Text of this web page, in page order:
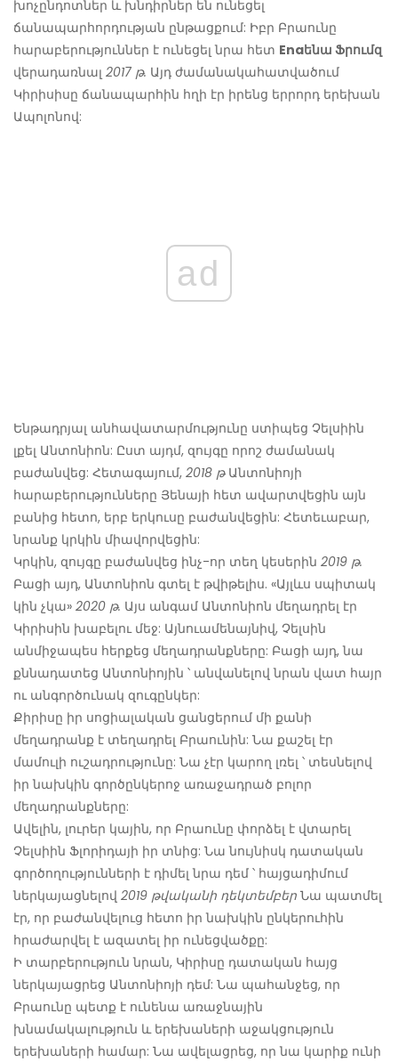
խոչընդոտներ և խնդիրներ են ունեցել
ճանապարհորդության ընթացքում: Իբր Բրաունը
հարաբերություններ է ունեցել նրա հետ Enaենա Ֆրումզ
վերադառնալ 2017 թ. Այդ ժամանակահատվածում
Կիրիսիսը ճանապարհին հղի էր իրենց երրորդ երեխան
Ապոլոնով:
ad
Ենթադրյալ անհավատարմությունը ստիպեց Չելսիին
լքել Անտոնիոն: Ըստ այդմ, զույգը որոշ ժամանակ
բաժանվեց: Հետագայում, 2018 թԱնտոնիոյի
հարաբերությունները Յենայի հետ ավարտվեցին այն
բանից հետո, երբ երկուսը բաժանվեցին: Հետեւաբար,
նրանք կրկին միավորվեցին:
Կրկին, զույգը բաժանվեց ինչ-որ տեղ կեսերին 2019 թ.
Բացի այդ, Անտոնիոն գտել է թվիթելիս. «Այլևս սպիտակ
կին չկա» 2020 թ. Այս անգամ Անտոնիոն մեղադրել էր
Կիրիսին խաբելու մեջ: Այնուամենայնիվ, Չելսին
անմիջապես հերքեց մեղադրանքները: Բացի այդ, նա
քննադատեց Անտոնիոյին ՝ անվանելով նրան վատ հայր
ու անգործունակ զուգընկեր:
Քիրիսը իր սոցիալական ցանցերում մի քանի
մեղադրանք է տեղադրել Բրաունին: Նա քաշել էր
մամուլի ուշադրությունը: Նա չէր կարող լռել ՝ տեսնելով
իր նախկին գործընկերոջ առաջադրած բոլոր
մեղադրանքները:
Ավելին, լուրեր կային, որ Բրաունը փորձել է վտարել
Չելսիին Ֆլորիդայի իր տնից: Նա նույնիսկ դատական ​​
գործողությունների է դիմել նրա դեմ ՝ հայցադիմում
ներկայացնելով 2019 թվականի դեկտեմբեր Նա պատմել
էր, որ բաժանվելուց հետո իր նախկին ընկերուհին
հրաժարվել է ազատել իր ունեցվածքը:
Ի տարբերություն նրան, Կիրիսը դատական ​​հայց
ներկայացրեց Անտոնիոյի դեմ: Նա պահանջեց, որ
Բրաունը պետք է ունենա առաջնային
խնամակալություն և երեխաների աջակցություն
երեխաների համար: Նա ավելացրեց, որ նա կարիք ունի